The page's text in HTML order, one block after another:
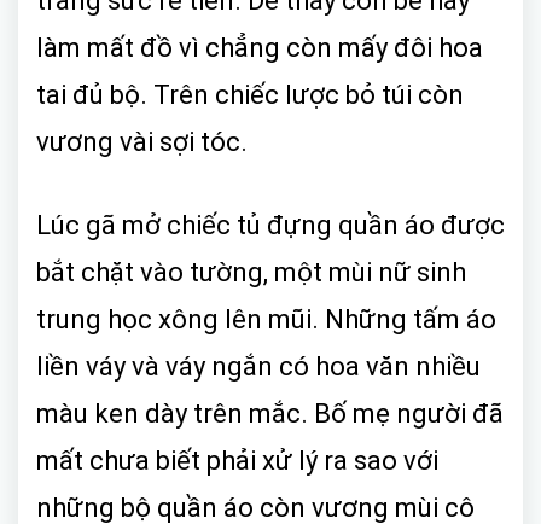
làm mất đồ vì chẳng còn mấy đôi hoa
tai đủ bộ. Trên chiếc lược bỏ túi còn
vương vài sợi tóc.
Lúc gã mở chiếc tủ đựng quần áo được
bắt chặt vào tường, một mùi nữ sinh
trung học xông lên mũi. Những tấm áo
liền váy và váy ngắn có hoa văn nhiều
màu ken dày trên mắc. Bố mẹ người đã
mất chưa biết phải xử lý ra sao với
những bộ quần áo còn vương mùi cô